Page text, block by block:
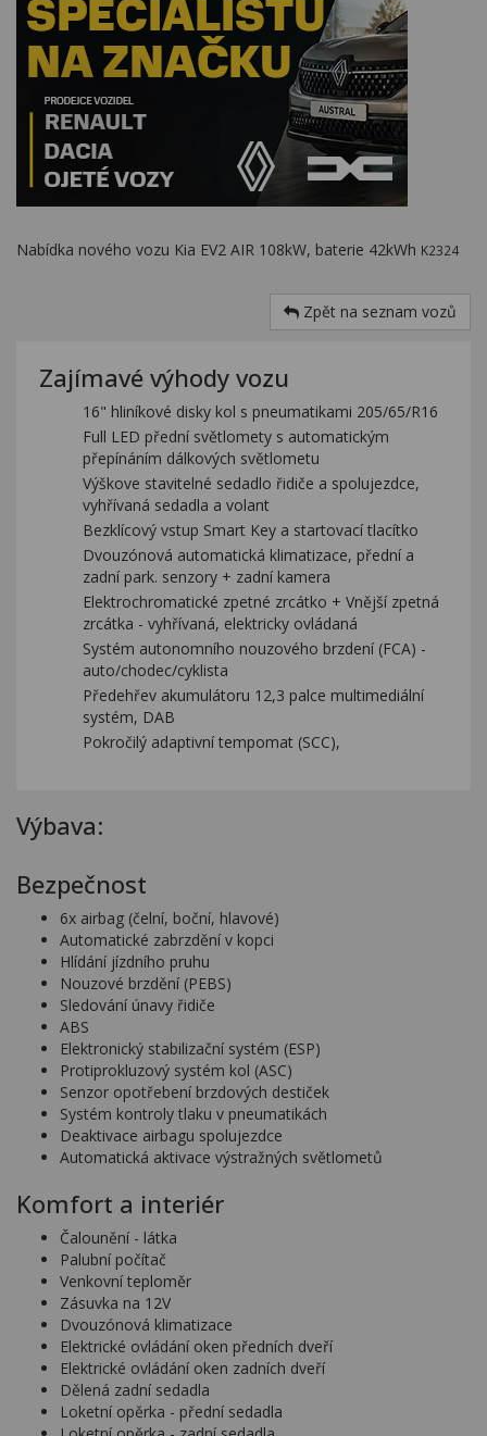
Nabídka nového vozu Kia EV2 AIR 108kW, baterie 42kWh K2324
Zpět na seznam vozů
Zajímavé výhody vozu
16" hliníkové disky kol s pneumatikami 205/65/R16
Full LED přední světlomety s automatickým
přepínáním dálkových světlometu
Výškove stavitelné sedadlo řidiče a spolujezdce,
vyhřívaná sedadla a volant
Bezklícový vstup Smart Key a startovací tlacítko
Dvouzónová automatická klimatizace, přední a
zadní park. senzory + zadní kamera
Elektrochromatické zpetné zrcátko + Vnější zpetná
zrcátka - vyhřívaná, elektricky ovládaná
Systém autonomního nouzového brzdení (FCA) -
auto/chodec/cyklista
Předehřev akumulátoru 12,3 palce multimediální
systém, DAB
Pokročilý adaptivní tempomat (SCC),
Výbava:
Bezpečnost
6x airbag (čelní, boční, hlavové)
Automatické zabrzdění v kopci
Hlídání jízdního pruhu
Nouzové brzdění (PEBS)
Sledování únavy řidiče
ABS
Elektronický stabilizační systém (ESP)
Protiprokluzový systém kol (ASC)
Senzor opotřebení brzdových destiček
Systém kontroly tlaku v pneumatikách
Deaktivace airbagu spolujezdce
Automatická aktivace výstražných světlometů
Komfort a interiér
Čalounění - látka
Palubní počítač
Venkovní teploměr
Zásuvka na 12V
Dvouzónová klimatizace
Elektrické ovládání oken předních dveří
Elektrické ovládání oken zadních dveří
Dělená zadní sedadla
Loketní opěrka - přední sedadla